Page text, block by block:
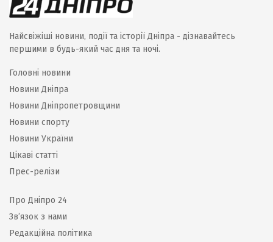
Найсвіжіші новини, події та історії Дніпра - дізнавайтесь
першими в будь-який час дня та ночі.
Головні новини
Новини Дніпра
Новини Дніпропетровщини
Новини спорту
Новини України
Цікаві статті
Прес-релізи
Про Дніпро 24
Зв’язок з нами
Редакційна політика